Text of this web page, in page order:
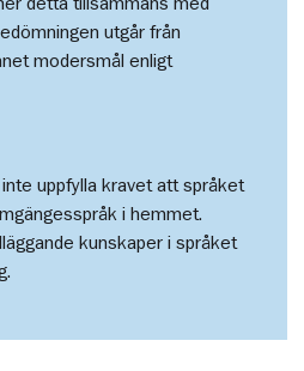
utgår från
modersmål enligt
uppfylla kravet att språket
i hemmet.
kunskaper i språket